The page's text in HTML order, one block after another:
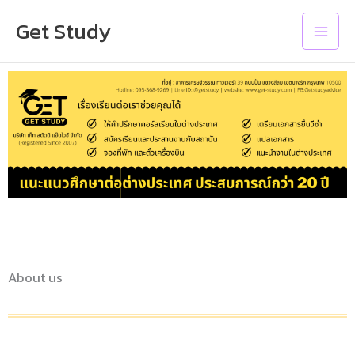
content
Get Study
Main
About us